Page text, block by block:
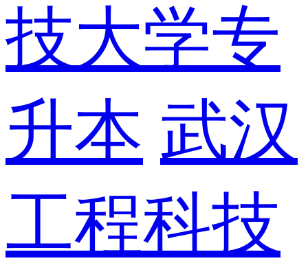
技大学专
升本 武汉
工程科技